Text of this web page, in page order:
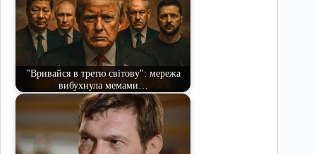
"Вривайся в третю світову": мережа
вибухнула мемами…